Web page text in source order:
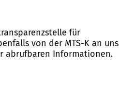
für
von der MTS-K an uns
abrufbaren Informationen.